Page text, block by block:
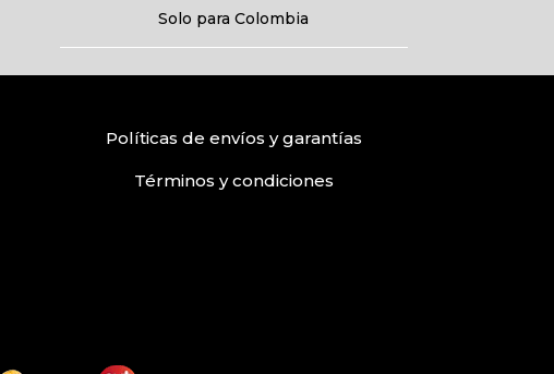
Solo para Colombia
Políticas de envíos ygarantías
Términos y condiciones